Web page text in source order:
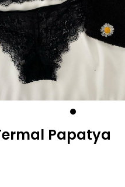
Papatya